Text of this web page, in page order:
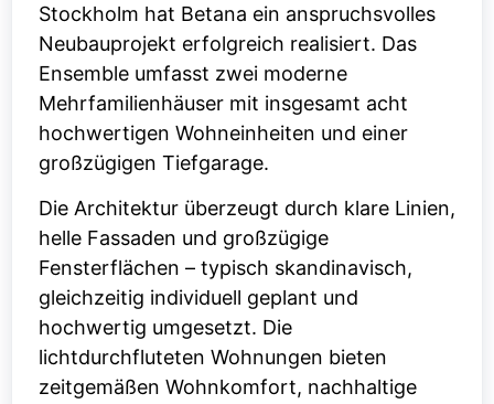
Stockholm hat Betana ein anspruchsvolles
Neubauprojekt erfolgreich realisiert. Das
Ensemble umfasst zwei moderne
Mehrfamilienhäuser mit insgesamt acht
hochwertigen Wohneinheiten und einer
großzügigen Tiefgarage.
Die Architektur überzeugt durch klare Linien,
helle Fassaden und großzügige
Fensterflächen – typisch skandinavisch,
gleichzeitig individuell geplant und
hochwertig umgesetzt. Die
lichtdurchfluteten Wohnungen bieten
zeitgemäßen Wohnkomfort, nachhaltige